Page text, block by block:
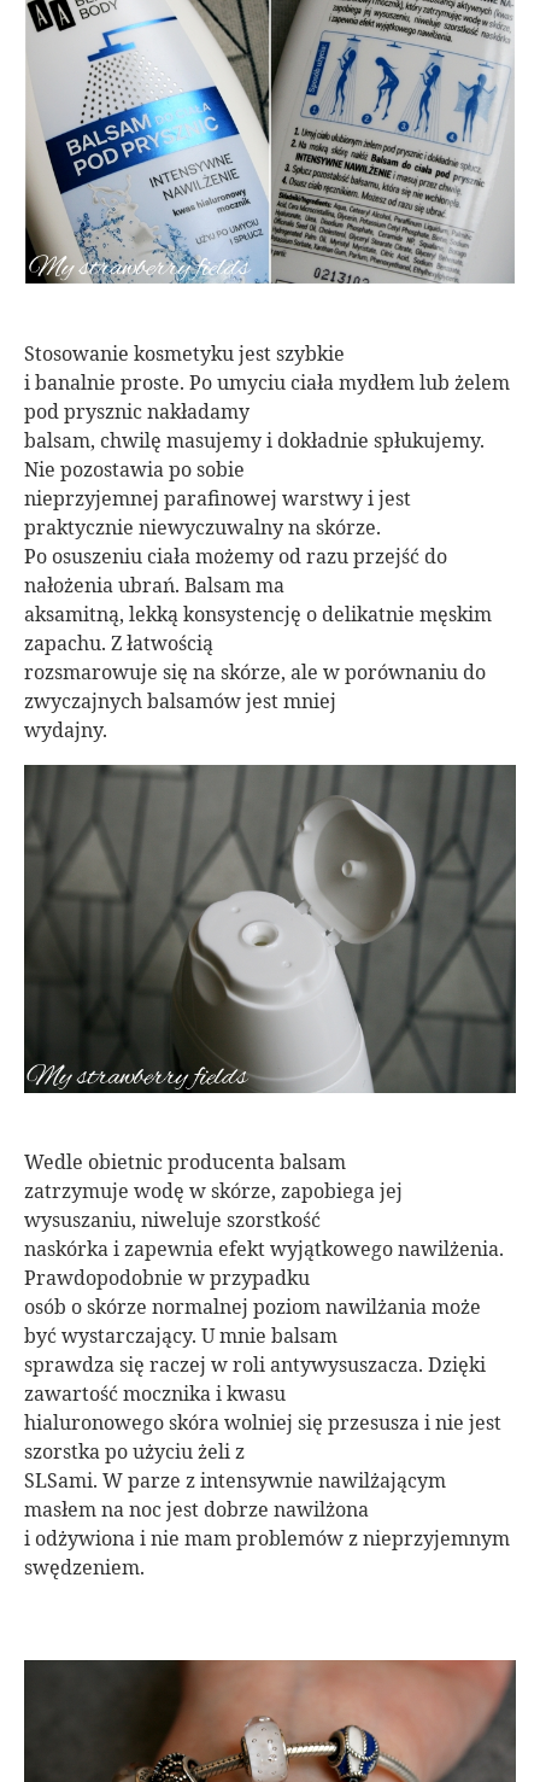
Stosowanie kosmetyku jest szybkie
i banalnie proste. Po umyciu ciała mydłem lub żelem
pod prysznic nakładamy
balsam, chwilę masujemy i dokładnie spłukujemy.
Nie pozostawia po sobie
nieprzyjemnej parafinowej warstwy i jest
praktycznie niewyczuwalny na skórze.
Po osuszeniu ciała możemy od razu przejść do
nałożenia ubrań. Balsam ma
aksamitną, lekką konsystencję o delikatnie męskim
zapachu. Z łatwością
rozsmarowuje się na skórze, ale w porównaniu do
zwyczajnych balsamów jest mniej
wydajny.
Wedle obietnic producenta balsam
zatrzymuje wodę w skórze, zapobiega jej
wysuszaniu, niweluje szorstkość
naskórka i zapewnia efekt wyjątkowego nawilżenia.
Prawdopodobnie w przypadku
osób o skórze normalnej poziom nawilżania może
być wystarczający. U mnie balsam
sprawdza się raczej w roli antywysuszacza. Dzięki
zawartość mocznika i kwasu
hialuronowego skóra wolniej się przesusza i nie jest
szorstka po użyciu żeli z
SLSami. W parze z intensywnie nawilżającym
masłem na noc jest dobrze nawilżona
i odżywiona i nie mam problemów z nieprzyjemnym
swędzeniem.